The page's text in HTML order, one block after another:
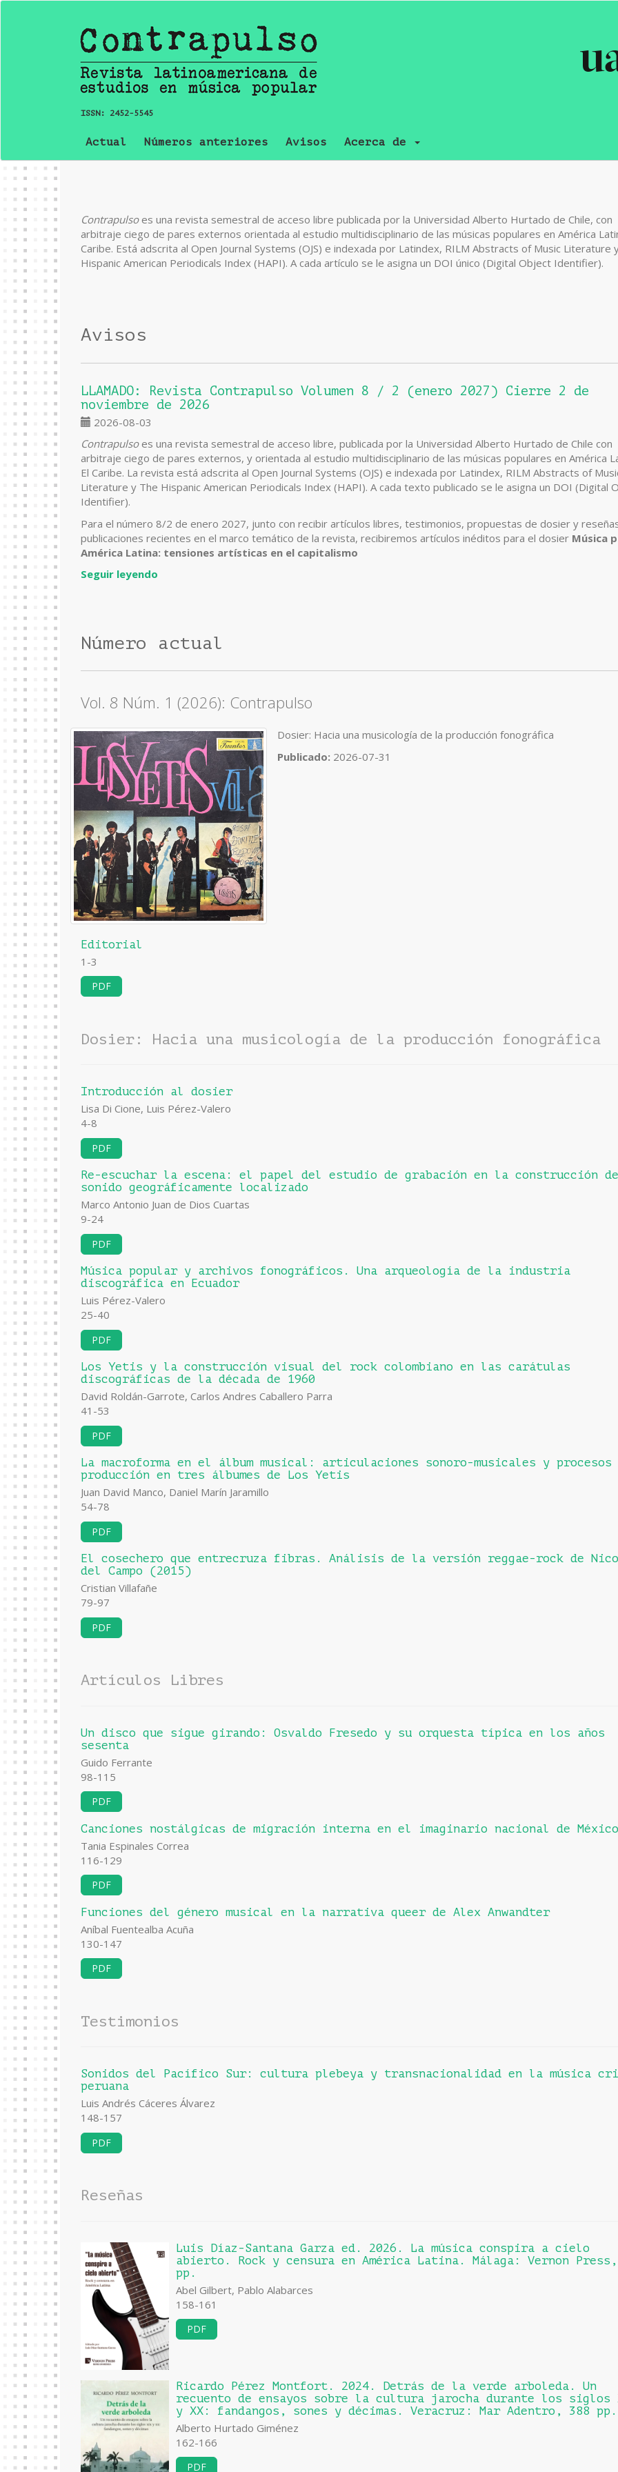
ISSN: 2452-5545
Actual Números anteriores Avisos Acerca de
Contrapulsoes una revista semestral de acceso libre publicada por la Universidad Alberto Hurtado de Chile, con
arbitraje ciego de pares externos orientada al estudio multidisciplinario de las músicas populares en América
Caribe. Está adscrita al Open Journal Systems (OJS) e indexada por Latindex, RILM Abstracts of Music Literature
Hispanic American Periodicals Index (HAPI). A cada artículo se le asigna un DOI único (Digital Object Identifier).
Avisos
LLAMADO: Revista Contrapulso Volumen 8 / 2 (enero 2027) Cierre 2 de
noviembre de 2026
2026-08-03
Contrapulsoes una revista semestral de acceso libre, publicada por la Universidad Alberto Hurtado de Chile con
arbitraje ciego de pares externos, y orientada al estudio multidisciplinario de las músicas populares en América
El Caribe. La revista está adscrita al Open Journal Systems (OJS) e indexada por Latindex, RILM Abstracts of
Literature y The Hispanic American Periodicals Index (HAPI). A cada texto publicado se le asigna un DOI (Digital
Identifier).
Para el número 8/2 de enero 2027, junto con recibir artículos libres, testimonios, propuestas de dosier y
publicaciones recientes en el marco temático de la revista, recibiremos artículos inéditos para el dosier Música
América Latina: tensiones artísticas en el capitalismo
Seguir leyendo
Número actual
Vol. 8 Núm. 1 (2026): Contrapulso
Dosier: Hacia una musicología de la producción fonográfica
Publicado: 2026-07-31
Editorial
1-3
PDF
Dosier: Hacia una musicología de la producción fonográfica
Introducción al dosier
Lisa Di Cione, Luis Pérez-Valero
4-8
PDF
Re-escuchar la escena: el papel del estudio de grabación en la construcción
sonido geográficamente localizado
Marco Antonio Juan de Dios Cuartas
9-24
PDF
Música popular y archivos fonográficos. Una arqueología de la industria
discográfica en Ecuador
Luis Pérez-Valero
25-40
PDF
Los Yetis y la construcción visual del rock colombiano en las carátulas
discográficas de la década de 1960
David Roldán-Garrote, Carlos Andres Caballero Parra
41-53
PDF
La macroforma en el álbum musical: articulaciones sonoro-musicales y procesos
producción en tres álbumes de Los Yetis
Juan David Manco, Daniel Marín Jaramillo
54-78
PDF
El cosechero que entrecruza fibras. Análisis de la versión reggae-rock de
del Campo (2015)
Cristian Villafañe
79-97
PDF
Artículos Libres
Un disco que sigue girando: Osvaldo Fresedo y su orquesta típica en los años
sesenta
Guido Ferrante
98-115
PDF
Canciones nostálgicas de migración interna en el imaginario nacional de México
Tania Espinales Correa
116-129
PDF
Funciones del género musical en la narrativa queer de Alex Anwandter
Aníbal Fuentealba Acuña
130-147
PDF
Testimonios
Sonidos del Pacífico Sur: cultura plebeya y transnacionalidad en la música
peruana
Luis Andrés Cáceres Álvarez
148-157
PDF
Reseñas
Luis Díaz-Santana Garza ed. 2026. La música conspira a cielo
abierto. Rock y censura en América Latina. Málaga: Vernon
pp.
Abel Gilbert, Pablo Alabarces
158-161
PDF
Ricardo Pérez Montfort. 2024. Detrás de la verde arboleda. Un
recuento de ensayos sobre la cultura jarocha durante los siglos
y XX: fandangos, sones y décimas. Veracruz: Mar Adentro, 388 pp.
Alberto Hurtado Giménez
162-166
PDF